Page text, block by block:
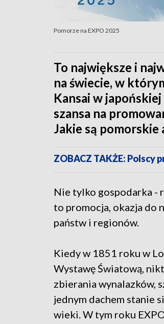
Pomorze na EXPO 2025
To największe i
na świecie, w
Kansai w
szansa na
Jakie są
ZOBACZ TAKŻE:
Nie tylko gospodarka -
to promocja, okazja do
państw i regionów.
Kiedy w 1851 roku w
Wystawę Światową,
zbierania wynalazków,
jednym dachem stanie
wieki. W tym roku